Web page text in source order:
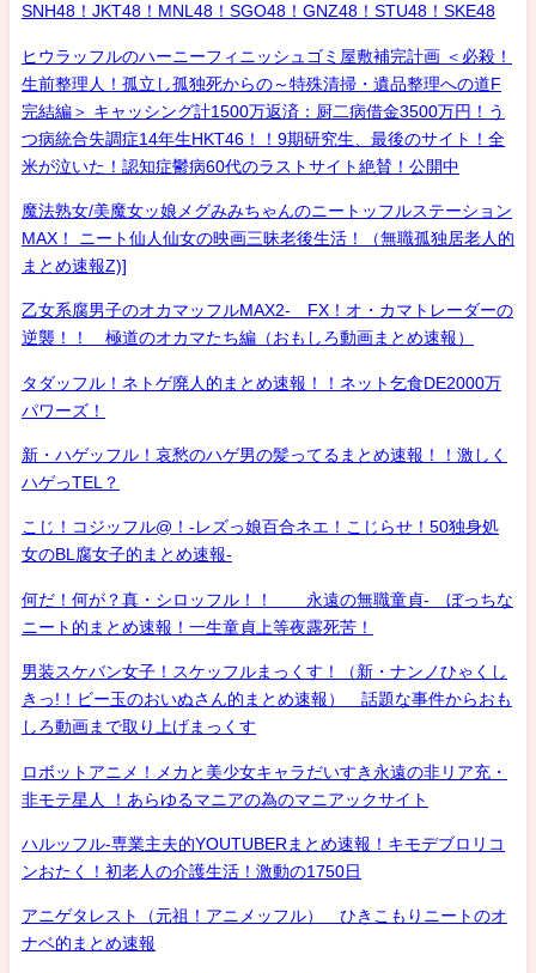
SNH48！JKT48！MNL48！SGO48！GNZ48！STU48！SKE48
ヒウラッフルのハーニーフィニッシュゴミ屋敷補完計画 ＜必殺！
生前整理人！孤立し孤独死からの～特殊清掃・遺品整理への道F
完結編＞ キャッシング計1500万返済：厨二病借金3500万円！う
つ病統合失調症14年生HKT46！！9期研究生、最後のサイト！全
米が泣いた！認知症鬱病60代のラストサイト絶賛！公開中
魔法熟女/美魔女ッ娘メグみみちゃんのニートッフルステーション
MAX！ ニート仙人仙女の映画三昧老後生活！（無職孤独居老人的
まとめ速報Z)]
乙女系腐男子のオカマッフルMAX2- FX！オ・カマトレーダーの
逆襲！！ 極道のオカマたち編（おもしろ動画まとめ速報）
タダッフル！ネトゲ廃人的まとめ速報！！ネット乞食DE2000万
パワーズ！
新・ハゲッフル！哀愁のハゲ男の髪ってるまとめ速報！！激しく
ハゲっTEL？
こじ！コジッフル@！-レズっ娘百合ネエ！こじらせ！50独身処
女のBL腐女子的まとめ速報-
何だ！何が？真・シロッフル！！ 永遠の無職童貞- ぼっちな
ニート的まとめ速報！一生童貞上等夜露死苦！
男装スケバン女子！スケッフルまっくす！（新・ナンノひゃくし
きっ!！ビー玉のおいぬさん的まとめ速報） 話題な事件からおも
しろ動画まで取り上げまっくす
ロボットアニメ！メカと美少女キャラだいすき永遠の非リア充・
非モテ星人 ！あらゆるマニアの為のマニアックサイト
ハルッフル-専業主夫的YOUTUBERまとめ速報！キモデブロリコ
ンおたく！初老人の介護生活！激動の1750日
アニゲタレスト（元祖！アニメッフル） ひきこもりニートのオ
ナベ的まとめ速報